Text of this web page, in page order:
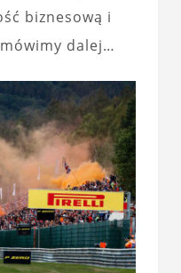
biznesową i
dalej…